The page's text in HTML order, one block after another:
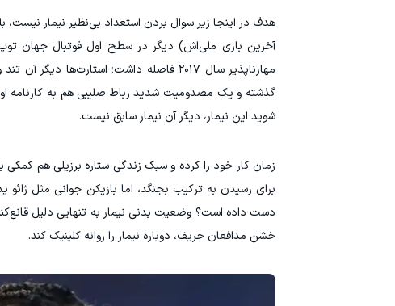
آخرین بازی ملی‌اش) دیگر در سطح اول فوتبال جهان
مهارناپذیر سال ۲۰۱۷ فاصله داشت؛
گذشته و یک مصدومیت شدید رباط صلیبی هم به کارنامه او
شوید این نیمار، دیگر آن نیمار سابق نیست.
زمان کار خود را کرده و سبک زندگی ستاره برزیلی هم کمکی
برای رسیدن به ترکیب بجنگد، اما بازیکن جوانی مثل
دست داده است؟ وضعیت بدنی نیمار به تنهایی دلیل
خشن مدافعان حریف، دوباره نیمار را روانه کلینیک‌ کند.